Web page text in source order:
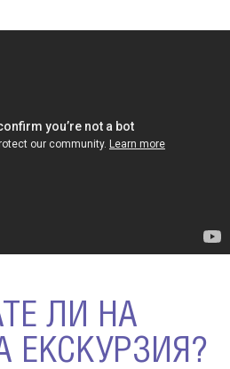
ЛИ НА
ЕКСКУРЗИЯ?